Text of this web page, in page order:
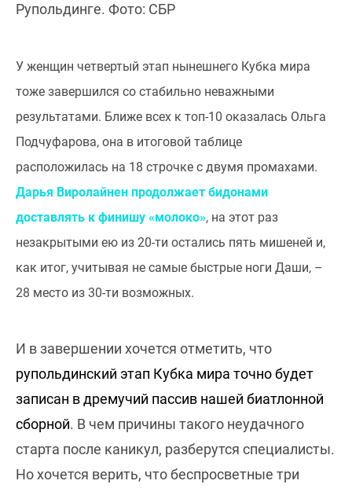
Рупольдинге. Фото: СБР
У женщин четвертый этап нынешнего Кубка мира
тоже завершился со стабильно неважными
результатами. Ближе всех к топ-10 оказалась Ольга
Подчуфарова, она в итоговой таблице
расположилась на 18 строчке с двумя промахами.
Дарья Виролайнен продолжает бидонами
доставлять к финишу «молоко», на этот раз
незакрытыми ею из 20-ти остались пять мишеней и,
как итог, учитывая не самые быстрые ноги Даши, –
28 место из 30-ти возможных.
И в завершении хочется отметить, что
рупольдинский этап Кубка мира точно будет
записан в дремучий пассив нашей биатлонной
сборной. В чем причины такого неудачного
старта после каникул, разберутся специалисты.
Но хочется верить, что беспросветные три